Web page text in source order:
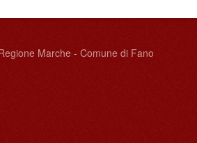
Marche - Comune di Fano